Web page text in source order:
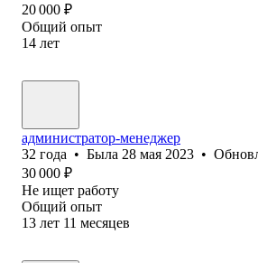
20 000 ₽
Общий опыт
14 лет
администратор-менеджер
32 года • Была 28 мая 2023 •
30 000 ₽
Не ищет работу
Общий опыт
13 лет 11 месяцев